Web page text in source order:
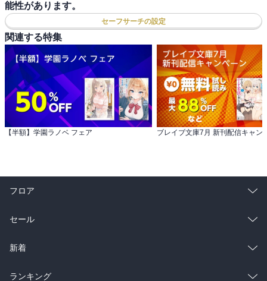
能性があります。
セーフサーチの設定
関連する特集
【半額】学園ラノベ フェア ブレイブ文庫7月 新刊配信キャン
フロア
総合
ラノベ
雑誌・グラビア
セール
総合
ラノベ
新着
総合
ランキング